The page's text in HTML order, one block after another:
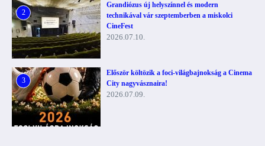
2
Grandiózus új helyszínnel és modern
technikával vár szeptemberben a miskolci
CineFest
2026.07.10.
3
Először költözik a foci-világbajnokság a Cinema
City nagyvásznaira!
2026.07.09.